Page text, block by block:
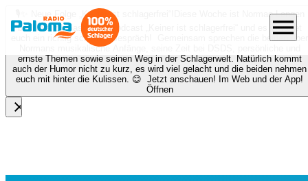
🎙️✨ Neue Folge „Keiner ist schlagerfrei“!
Diese Woche ist Norman Langen
bei Nora zu Gast beim Podcast „Keiner ist schlagerfrei“ und es erwartet
euch ein richtig schönes Gespräch! Gemeinsam sprechen die beiden über
Normans musikalische Anfänge, seine Zeit bei DSDS, persönliche und
ernste Themen sowie seinen Weg in der Schlagerwelt. Natürlich kommt
auch der Humor nicht zu kurz, es wird viel gelacht und die beiden nehmen
euch mit hinter die Kulissen. 😊 Jetzt anschauen! Im Web und der App!
Öffnen
close
menu